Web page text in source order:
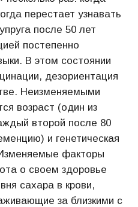
перестает узнавать
после 50 лет
постепенно
В этом состоянии
дезориентация
Неизменяемыми
возраст (один из
второй после 80
и генетическая
факторы
о своем здоровье
сахара в крови,
за близкими с